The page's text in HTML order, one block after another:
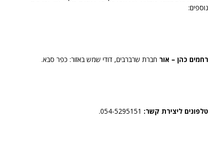
נוספים:
רחמים כהן – אור חברת שרברבים, דודי שמש באזור: כפר סבא.
טלפונים ליצירת קשר: